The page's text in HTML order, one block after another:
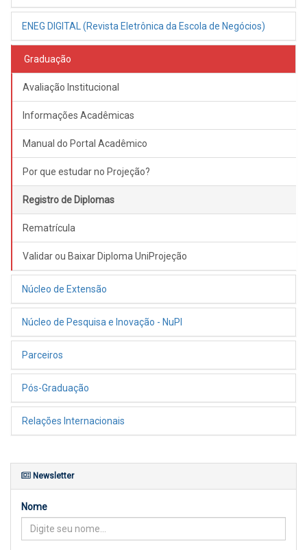
ENEG DIGITAL (Revista Eletrônica da Escola de Negócios)
Graduação
Avaliação Institucional
Informações Acadêmicas
Manual do Portal Acadêmico
Por que estudar no Projeção?
Registro de Diplomas
Rematrícula
Validar ou Baixar Diploma UniProjeção
Núcleo de Extensão
Núcleo de Pesquisa e Inovação - NuPI
Parceiros
Pós-Graduação
Relações Internacionais
Newsletter
Nome